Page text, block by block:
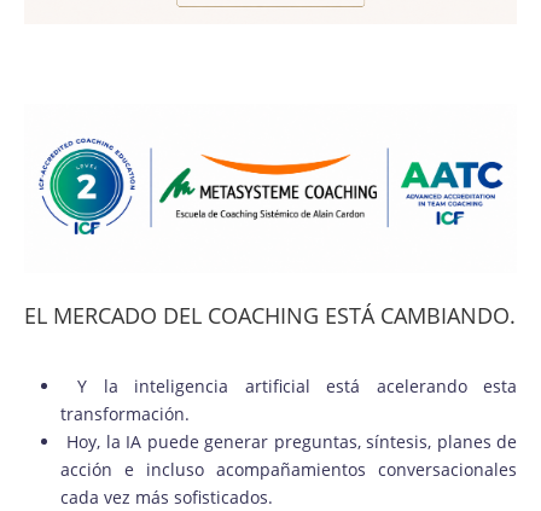
EL MERCADO DEL COACHING ESTÁ CAMBIANDO.
Y la inteligencia artificial está acelerando esta
transformación.
Hoy, la IA puede generar preguntas, síntesis, planes de
acción e incluso acompañamientos conversacionales
cada vez más sofisticados.